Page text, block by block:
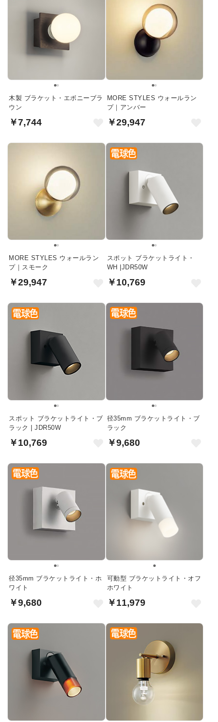
木製 ブラケット・エボニーブラ
ウン
￥7,744
MORE STYLES ウォールラン
プ｜アンバー
￥29,947
MORE STYLES ウォールラン
プ｜スモーク
￥29,947
スポット ブラケットライト・
WH |JDR50W
￥10,769
スポット ブラケットライト・ブ
ラック | JDR50W
￥10,769
径35mm ブラケットライト・ブ
ラック
￥9,680
径35mm ブラケットライト・ホ
ワイト
￥9,680
可動型 ブラケットライト・オフ
ホワイト
￥11,979